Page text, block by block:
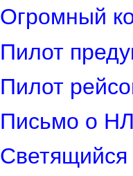
Огромный
Пилот
Пилот
Письмо о
Светящийся